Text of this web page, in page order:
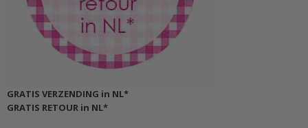
GRATIS VERZENDING in NL*
GRATIS RETOUR in NL*